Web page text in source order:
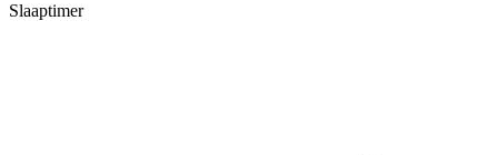
Slaaptimer